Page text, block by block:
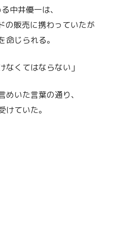
中井優一は、
の販売に携わっていたが
じられる。
なくてはならない」
いた言葉の通り、
ていた。